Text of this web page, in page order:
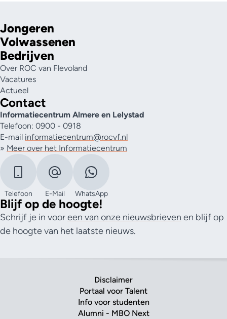
Jongeren
Volwassenen
Bedrijven
Over ROC van Flevoland
Vacatures
Actueel
Contact
Informatiecentrum Almere en Lelystad
Telefoon: 0900 - 0918
E-mail informatiecentrum@rocvf.nl
» Meer over het Informatiecentrum
Telefoon E-Mail WhatsApp
Blijf op de hoogte!
Schrijf je in vooreen van onze nieuwsbrieven en blijf op
de hoogte van het laatste nieuws.
Disclaimer
Portaal voor Talent
Info voor studenten
Alumni - MBO Next